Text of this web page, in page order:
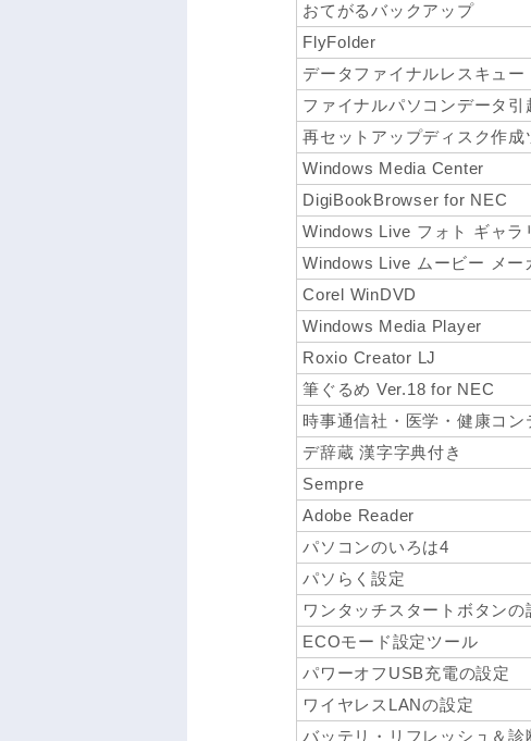
おてがるバックアップ
FlyFolder
データファイナルレスキュー
ファイナルパソコンデータ
再セットアップディスク作成
Windows Media Center
DigiBookBrowser for NEC
Windows Live フォト ギャラ
Windows Live ムービー メー
Corel WinDVD
Windows Media Player
Roxio Creator LJ
筆ぐるめ Ver.18 for NEC
時事通信社・医学・健康コ
デ辞蔵 漢字字典付き
Sempre
Adobe Reader
パソコンのいろは4
パソらく設定
ワンタッチスタートボタンの
ECOモード設定ツール
パワーオフUSB充電の設定
ワイヤレスLANの設定
バッテリ・リフレッシュ＆診